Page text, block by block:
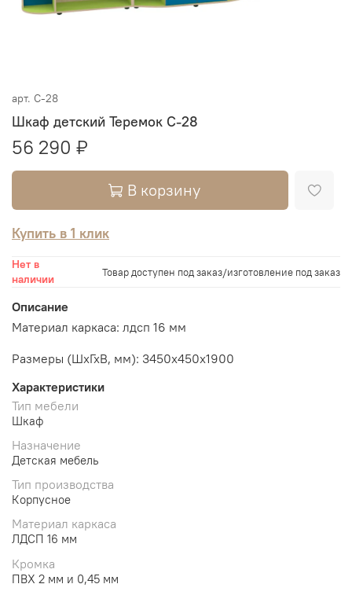
арт. С-28
Шкаф детский Теремок С-28
56 290 ₽
В корзину
Купить в 1 клик
Нет в
наличии
Товар доступен под заказ/изготовление под заказ
Описание
Материал каркаса: лдсп 16 мм
Размеры (ШхГхВ, мм): 3450х450х1900
Характеристики
Тип мебели
Шкаф
Назначение
Детская мебель
Тип производства
Корпусное
Материал каркаса
ЛДСП 16 мм
Кромка
ПВХ 2 мм и 0,45 мм